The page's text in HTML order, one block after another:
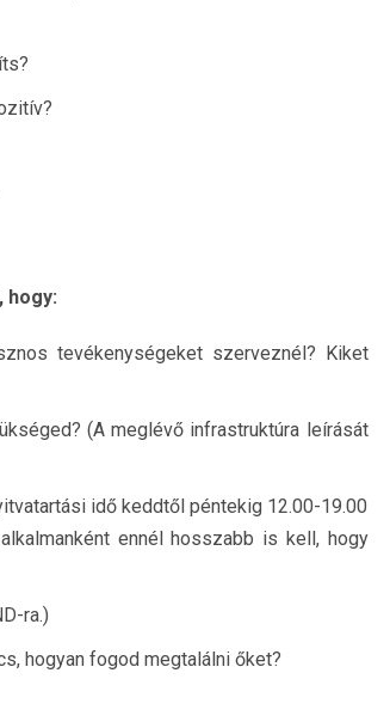
hogy:
tevékenységeket szerveznél? Kiket
(A meglévő infrastruktúra leírását
idő keddtől péntekig 12.00-19.00
ennél hosszabb is kell, hogy
ra.)
hogyan fogod megtalálni őket?